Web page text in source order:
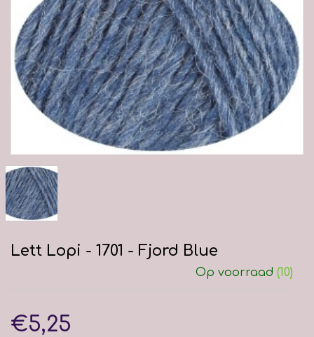
Lett Lopi - 1701 - Fjord Blue
Op voorraad (10)
€5,25